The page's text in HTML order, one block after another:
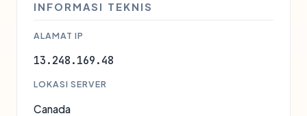
INFORMASI TEKNIS
ALAMAT IP
13.248.169.48
LOKASI SERVER
Canada